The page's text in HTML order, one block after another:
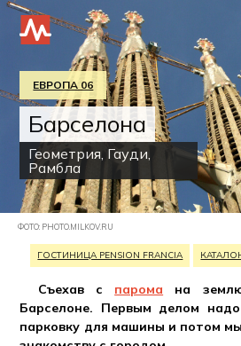
ЕВРОПА 06
Барселона
Геометрия, Гауди,
Рамбла
ФОТО: PHOTO.MILKOV.RU
ГОСТИНИЦА PENSION FRANCIA
Съехав с парома на
Барселоне. Первым делом
парковку для машины и потом